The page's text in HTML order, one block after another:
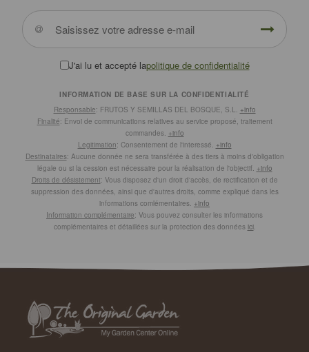
J'ai lu et accepté lapolitique de confidentialité
INFORMATION DE BASE SUR LA CONFIDENTIALITÉ
Responsable: FRUTOS Y SEMILLAS DEL BOSQUE, S.L. +info
Finalité: Envoi de communications relatives au service proposé, traitement
commandes. +info
Legitimation: Consentement de l'interessé. +info
Destinataires: Aucune donnée ne sera transférée à des tiers à moins d'obligation
légale ou si la cession est nécessaire pour la réalisation de l'objectif. +info
Droits de désistement: Vous disposez d'un droit d'accès, de rectification et de
suppression des données, ainsi que d'autres droits, comme expliqué dans les
informations comlémentaires. +info
Information complémentaire: Vous pouvez consulter les informations
complémentaires et détaillées sur la protection des données ici.